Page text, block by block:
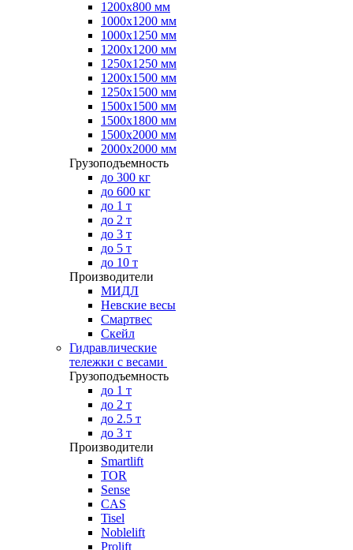
1200х800 мм
1000х1200 мм
1000х1250 мм
1200х1200 мм
1250х1250 мм
1200х1500 мм
1250х1500 мм
1500х1500 мм
1500х1800 мм
1500х2000 мм
2000х2000 мм
Грузоподъемность
до 300 кг
до 600 кг
до 1 т
до 2 т
до 3 т
до 5 т
до 10 т
Производители
МИДЛ
Невские весы
Смартвес
Скейл
Гидравлические
тележки с весами
Грузоподъемность
до 1 т
до 2 т
до 2.5 т
до 3 т
Производители
Smartlift
TOR
Sense
CAS
Tisel
Noblelift
Prolift